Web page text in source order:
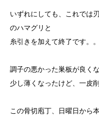
いずれにしても、これでは
のハマグリと
糸引きを加えて終了です。。
調子の悪かった巣板が良く
少し薄くなったけど、一皮
この骨切庖丁、日曜日から